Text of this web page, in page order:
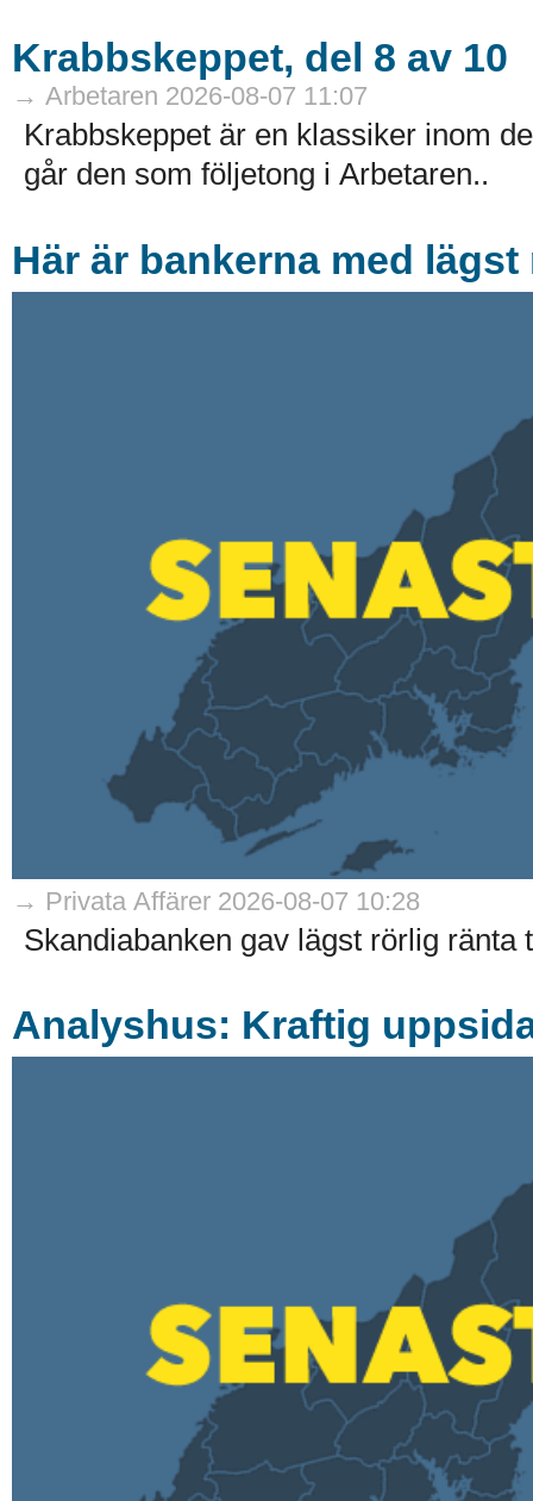
Krabbskeppet, del 8 av 10
→ Arbetaren 2026-08-07 11:07
Krabbskeppet är en klassiker inom
går den som följetong i Arbetaren..
Här är bankerna med
→ Privata Affärer 2026-08-07 10:28
Skandiabanken gav lägst rörlig ränta
Analyshus: Kraftig